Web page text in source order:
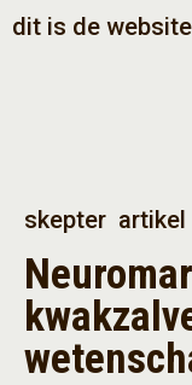
dit is de
skepter artikel